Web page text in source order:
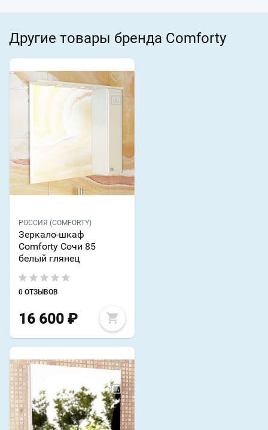
Другие товары бренда Comforty
РОССИЯ (COMFORTY)
Зеркало-шкаф
Comforty Сочи 85
белый глянец
0 ОТЗЫВОВ
16 600 ₽